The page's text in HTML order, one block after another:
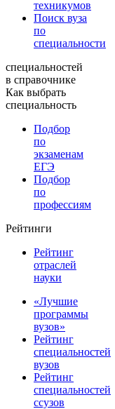
техникумов
Поиск вуза
по
специальности
специальностей
в справочнике
Как выбрать
специальность
Подбор
по
экзаменам
ЕГЭ
Подбор
по
профессиям
Рейтинги
Рейтинг
отраслей
науки
«Лучшие
программы
вузов»
Рейтинг
специальностей
вузов
Рейтинг
специальностей
ссузов